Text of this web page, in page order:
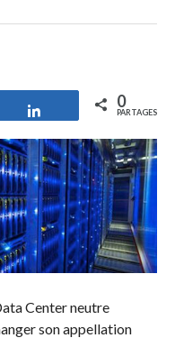
Partagez 0
PARTAGES
Center neutre
son appellation